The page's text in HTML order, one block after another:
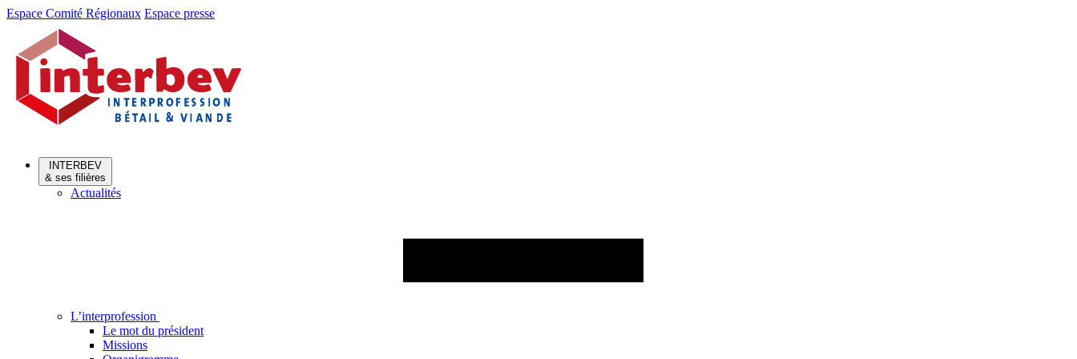
Aller
Aller
contenu
Espace Comité Régionaux Espace presse
INTERBEV
& ses filières
Actualités
L’interprofession
Le mot du président
Missions